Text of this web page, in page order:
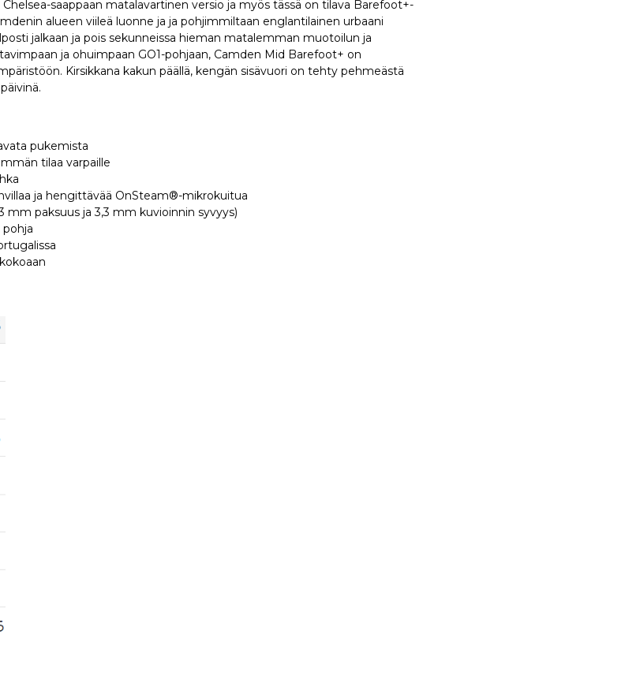
saappaan matalavartinen versio ja myös tässä on tilava Barefoot+-
alueen viileä luonne ja ja pohjimmiltaan englantilainen urbaani
jalkaan ja pois sekunneissa hieman matalemman muotoilun ja
ja ohuimpaan GO1-pohjaan, Camden Mid Barefoot+ on
Kirsikkana kakun päällä, kengän sisävuori on tehty pehmeästä
pukemista
tilaa varpaille
ja hengittävää OnSteam®-mikrokuitua
mm paksuus ja 3,3 mm kuvioinnin syvyys)